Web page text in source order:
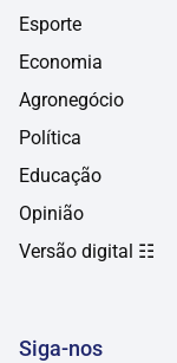
Esporte
Economia
Agronegócio
Política
Educação
Opinião
Versão digital ☷
Siga-nos